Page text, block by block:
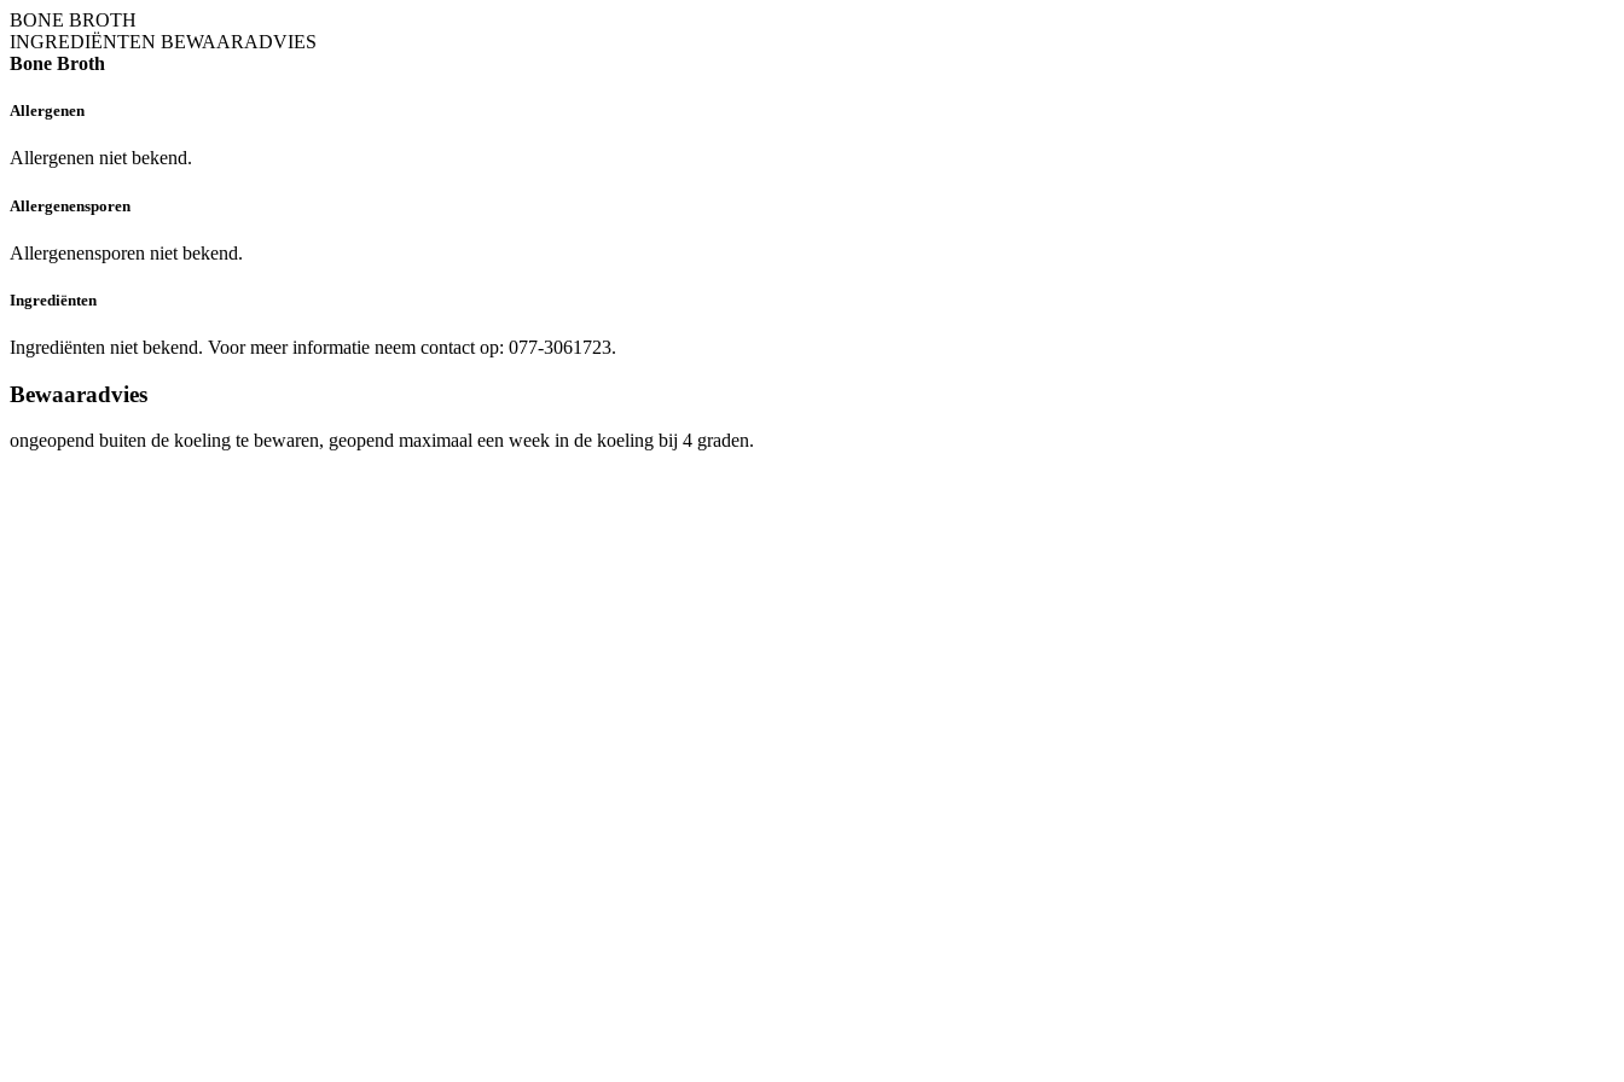
BONE BROTH
INGREDIËNTEN BEWAARADVIES
Bone Broth
Allergenen
Allergenen niet bekend.
Allergenensporen
Allergenensporen niet bekend.
Ingrediënten
Ingrediënten niet bekend. Voor meer informatie neem contact op: 077-3061723.
Bewaaradvies
ongeopend buiten de koeling te bewaren, geopend maximaal een week in de koeling bij 4 graden.